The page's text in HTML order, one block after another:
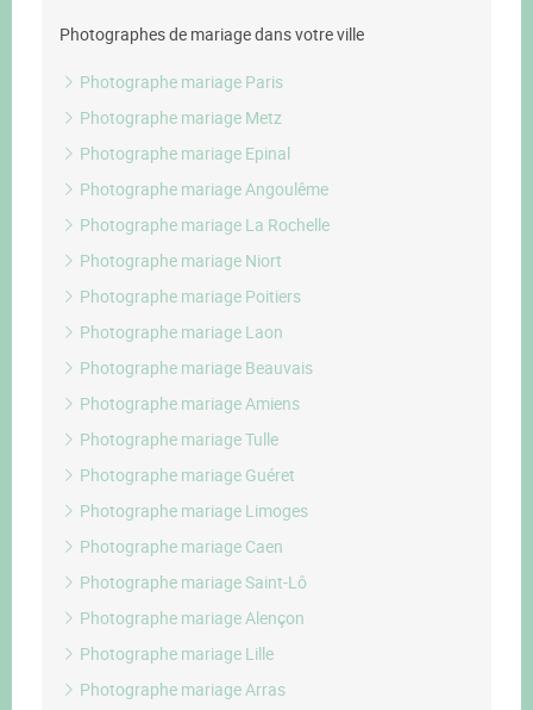
Photographes de mariage dans votre ville
Photographe mariage Paris
Photographe mariage Metz
Photographe mariage Epinal
Photographe mariage Angoulême
Photographe mariage La Rochelle
Photographe mariage Niort
Photographe mariage Poitiers
Photographe mariage Laon
Photographe mariage Beauvais
Photographe mariage Amiens
Photographe mariage Tulle
Photographe mariage Guéret
Photographe mariage Limoges
Photographe mariage Caen
Photographe mariage Saint-Lô
Photographe mariage Alençon
Photographe mariage Lille
Photographe mariage Arras